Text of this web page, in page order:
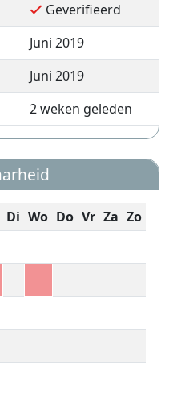
Geverifieerd
Juni 2019
Juni 2019
2 weken geleden
Di Wo Do Vr Za Zo